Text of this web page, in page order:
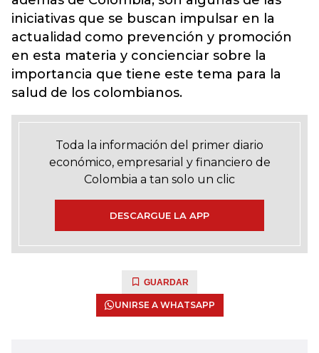
iniciativas que se buscan impulsar en la
actualidad como prevención y promoción
en esta materia y concienciar sobre la
importancia que tiene este tema para la
salud de los colombianos.
Toda la información del primer diario
económico, empresarial y financiero de
Colombia a tan solo un clic
DESCARGUE LA APP
GUARDAR
UNIRSE A WHATSAPP